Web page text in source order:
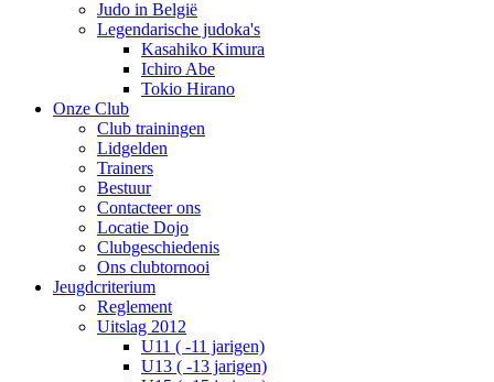
Judo in België
Legendarische judoka's
Kasahiko Kimura
Ichiro Abe
Tokio Hirano
Onze Club
Club trainingen
Lidgelden
Trainers
Bestuur
Contacteer ons
Locatie Dojo
Clubgeschiedenis
Ons clubtornooi
Jeugdcriterium
Reglement
Uitslag 2012
U11 ( -11 jarigen)
U13 ( -13 jarigen)